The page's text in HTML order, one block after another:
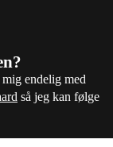
endelig med
så jeg kan følge